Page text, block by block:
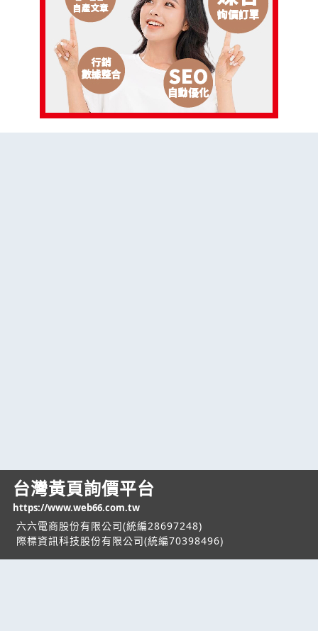
台灣黃頁詢價平台
https://www.web66.com.tw
六六電商股份有限公司(統編28697248)
際標資訊科技股份有限公司(統編70398496)